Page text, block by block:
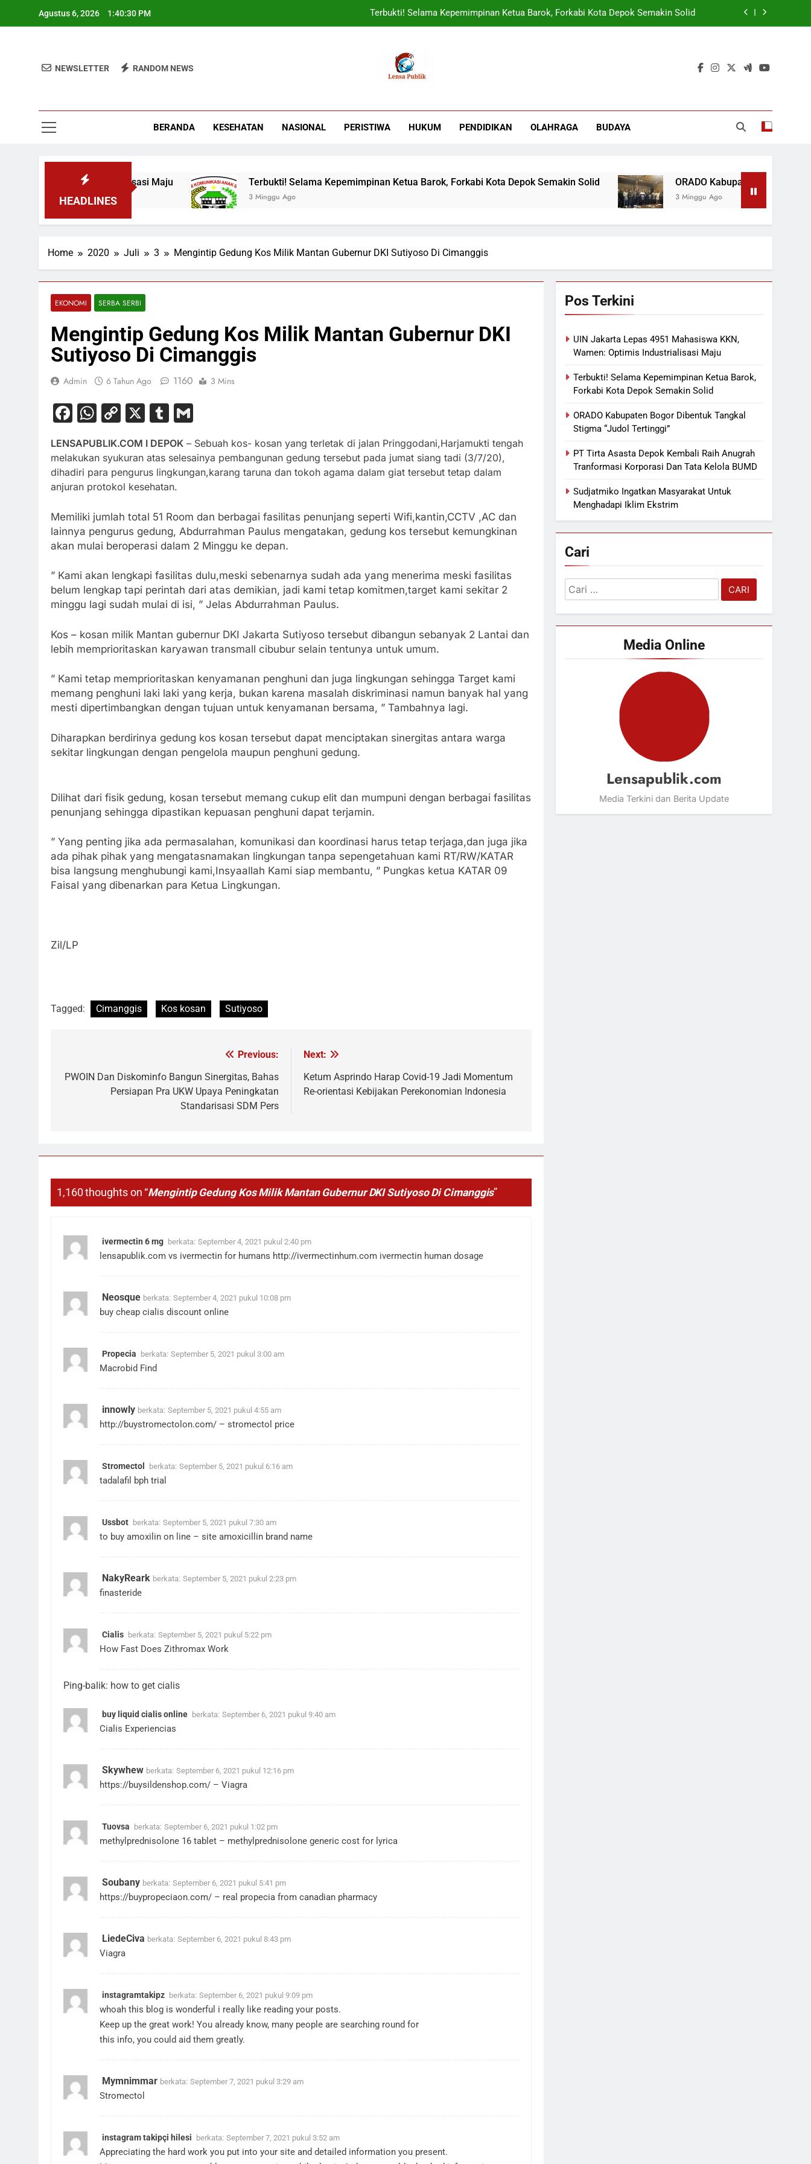
Agustus 6, 2026 1:40:31 PM ORADO Kabupaten Bogor Dibentuk Tangkal Stigma “Judol Tertinggi”
UIN Jakarta Lepas 4951 Mahasiswa KKN, Wamen: Optimis Industrialisasi Maju
NEWSLETTER RANDOM NEWS
BERANDA KESEHATAN NASIONAL PERISTIWA HUKUM PENDIDIKAN OLAHRAGA BUDAYA
HEADLINES
Industrialisasi Maju Terbukti! Selama Kepemimpinan Ketua Barok, Forkabi Kota Depok Semakin Solid
3 Minggu Ago
ORADO Kabupaten Bogor Dibentuk Tangkal
3 Minggu Ago
Home 2020 Juli 3 Mengintip Gedung Kos Milik Mantan Gubernur DKI Sutiyoso Di Cimanggis
EKONOMI SERBA SERBI
Mengintip Gedung Kos Milik Mantan Gubernur DKI
Sutiyoso Di Cimanggis
Admin 6 Tahun Ago 1160 3 Mins
Facebook
WhatsApp
Copy
X Tumblr
LENSAPUBLIK.COM I DEPOK – Sebuah kos- kosan yang terletak di jalan Pringgodani,Harjamukti tengah
melakukan syukuran atas selesainya pembangunan gedung tersebut pada jumat siang tadi (3/7/20),
dihadiri para pengurus lingkungan,karang taruna dan tokoh agama dalam giat tersebut tetap dalam
anjuran protokol kesehatan.
Memiliki jumlah total 51 Room dan berbagai fasilitas penunjang seperti Wifi,kantin,CCTV ,AC dan
lainnya pengurus gedung, Abdurrahman Paulus mengatakan, gedung kos tersebut kemungkinan
akan mulai beroperasi dalam 2 Minggu ke depan.
” Kami akan lengkapi fasilitas dulu,meski sebenarnya sudah ada yang menerima meski fasilitas
belum lengkap tapi perintah dari atas demikian, jadi kami tetap komitmen,target kami sekitar 2
minggu lagi sudah mulai di isi, ” Jelas Abdurrahman Paulus.
Kos – kosan milik Mantan gubernur DKI Jakarta Sutiyoso tersebut dibangun sebanyak 2 Lantai dan
lebih memprioritaskan karyawan transmall cibubur selain tentunya untuk umum.
” Kami tetap memprioritaskan kenyamanan penghuni dan juga lingkungan sehingga Target kami
memang penghuni laki laki yang kerja, bukan karena masalah diskriminasi namun banyak hal yang
mesti dipertimbangkan dengan tujuan untuk kenyamanan bersama, ” Tambahnya lagi.
Diharapkan berdirinya gedung kos kosan tersebut dapat menciptakan sinergitas antara warga
sekitar lingkungan dengan pengelola maupun penghuni gedung.
Dilihat dari fisik gedung, kosan tersebut memang cukup elit dan mumpuni dengan berbagai fasilitas
penunjang sehingga dipastikan kepuasan penghuni dapat terjamin.
” Yang penting jika ada permasalahan, komunikasi dan koordinasi harus tetap terjaga,dan juga jika
ada pihak pihak yang mengatasnamakan lingkungan tanpa sepengetahuan kami RT/RW/KATAR
bisa langsung menghubungi kami,Insyaallah Kami siap membantu, ” Pungkas ketua KATAR 09
Faisal yang dibenarkan para Ketua Lingkungan.
Zil/LP
Tagged: Cimanggis Kos kosan Sutiyoso
pos
Previous:
PWOIN Dan Diskominfo Bangun Sinergitas, Bahas
Persiapan Pra UKW Upaya Peningkatan
Standarisasi SDM Pers
Next:
Ketum Asprindo Harap Covid-19 Jadi Momentum
Re-orientasi Kebijakan Perekonomian Indonesia
1,160 thoughts on “Mengintip Gedung Kos Milik Mantan Gubernur DKI Sutiyoso Di Cimanggis”
ivermectin 6 mg berkata: September 4, 2021 pukul 2:40 pm
lensapublik.com vs ivermectin for humans http://ivermectinhum.com ivermectin human dosage
Neosque berkata: September 4, 2021 pukul 10:08 pm
buy cheap cialis discount online
Propecia berkata: September 5, 2021 pukul 3:00 am
Macrobid Find
innowly berkata: September 5, 2021 pukul 4:55 am
http://buystromectolon.com/ – stromectol price
Stromectol berkata: September 5, 2021 pukul 6:16 am
tadalafil bph trial
Ussbot berkata: September 5, 2021 pukul 7:30 am
to buy amoxilin on line – site amoxicillin brand name
NakyReark berkata: September 5, 2021 pukul 2:23 pm
finasteride
Cialis berkata: September 5, 2021 pukul 5:22 pm
How Fast Does Zithromax Work
Ping-balik: how to get cialis
buy liquid cialis online berkata: September 6, 2021 pukul 9:40 am
Cialis Experiencias
Skywhew berkata: September 6, 2021 pukul 12:16 pm
https://buysildenshop.com/ – Viagra
Tuovsa berkata: September 6, 2021 pukul 1:02 pm
methylprednisolone 16 tablet – methylprednisolone generic cost for lyrica
Soubany berkata: September 6, 2021 pukul 5:41 pm
https://buypropeciaon.com/ – real propecia from canadian pharmacy
LiedeCiva berkata: September 6, 2021 pukul 8:43 pm
Viagra
instagramtakipz berkata: September 6, 2021 pukul 9:09 pm
whoah this blog is wonderful i really like reading your posts.
Keep up the great work! You already know, many people are searching round for
this info, you could aid them greatly.
Mymnimmar berkata: September 7, 2021 pukul 3:29 am
Stromectol
instagram takipçi hilesi berkata: September 7, 2021 pukul 3:52 am
Appreciating the hard work you put into your site and detailed information you present.
Pos Terkini
UIN Jakarta Lepas 4951 Mahasiswa KKN,
Wamen: Optimis Industrialisasi Maju
Terbukti! Selama Kepemimpinan Ketua Barok,
Forkabi Kota Depok Semakin Solid
ORADO Kabupaten Bogor Dibentuk Tangkal
Stigma “Judol Tertinggi”
PT Tirta Asasta Depok Kembali Raih Anugrah
Tranformasi Korporasi Dan Tata Kelola BUMD
Sudjatmiko Ingatkan Masyarakat Untuk
Menghadapi Iklim Ekstrim
Cari
Cari
untuk:
Media Online
Lensapublik.com
Media Terkini dan Berita Update